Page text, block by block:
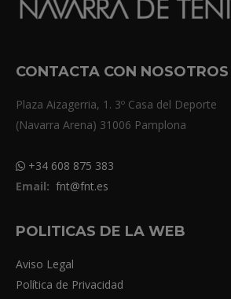
CONTACTA CON NOSOTROS
Plaza Aizagerria, 1. 3º Casa del Deporte
(Navarra Arena) 31006 Pamplona
+34 608 875 383
Email: fnt@fnt.es
POLITICAS DE LA WEB
Aviso Legal
Política de Privacidad